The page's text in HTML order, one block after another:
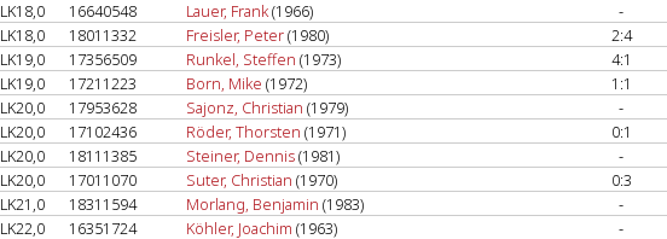
LK18,0 16640548 Lauer, Frank(1966) -
LK18,0 18011332 Freisler, Peter(1980) 2:4
LK19,0 17356509 Runkel, Steffen (1973) 4:1
LK19,0 17211223 Born, Mike (1972) 1:1
LK20,0 17953628 Sajonz, Christian (1979) -
LK20,0 17102436 Röder, Thorsten (1971) 0:1
LK20,0 18111385 Steiner, Dennis(1981) -
LK20,0 17011070 Suter, Christian (1970) 0:3
LK21,0 18311594 Morlang, Benjamin (1983) -
LK22,0 16351724 Köhler, Joachim (1963) -